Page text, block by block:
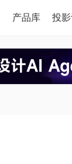
产品库 投